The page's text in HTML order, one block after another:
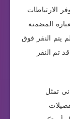
الارتباطات
المضمنة
يتم النقر فوق
تم النقر
تمثل